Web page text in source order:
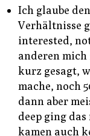
Ich glaube
Verhältnisse
interested,
anderen mich
kurz gesagt,
mache, noch
dann aber
deep ging
kamen auch